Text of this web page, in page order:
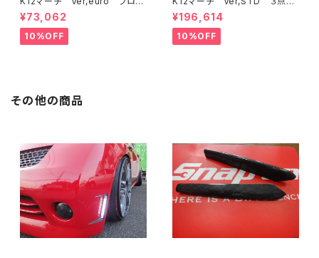
トバンパー
¥73,062
10%OFF
T フロントバンパー/サイド/リ
ア
¥196,614
10%OFF
その他の商品